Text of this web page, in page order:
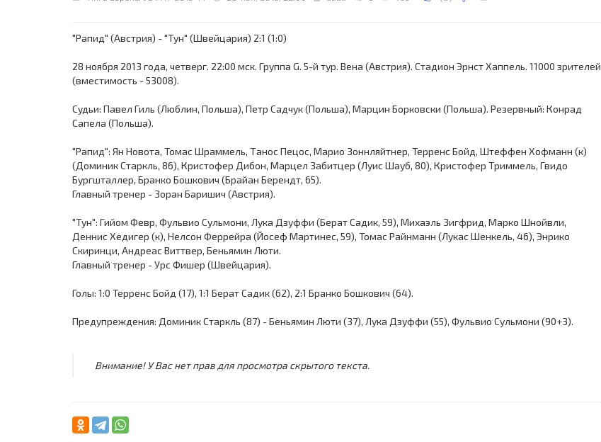
"Рапид" (Австрия) - "Тун" (Швейцария) 2:1 (1:0)
28 ноября 2013 года, четверг. 22:00 мск. Группа G. 5-й тур. Вена (Австрия). Стадион Эрнст Хаппель. 11000 зрителей
(вместимость - 53008).
Судьи: Павел Гиль (Люблин, Польша), Петр Садчук (Польша), Марцин Борковски (Польша). Резервный: Конрад
Сапела (Польша).
"Рапид": Ян Новота, Томас Шраммель, Танос Пецос, Марио Зоннляйтнер, Терренс Бойд, Штеффен Хофманн (к)
(Доминик Старкль, 86), Кристофер Дибон, Марцел Забитцер (Луис Шауб, 80), Кристофер Триммель, Гвидо
Бургшталлер, Бранко Бошкович (Брайан Берендт, 65).
Главный тренер - Зоран Баришич (Австрия).
"Тун": Гийом Февр, Фульвио Сульмони, Лука Дзуффи (Берат Садик, 59), Михаэль Зигфрид, Марко Шнойвли,
Деннис Хедигер (к), Нелсон Феррейра (Йосеф Мартинес, 59), Томас Райнманн (Лукас Шенкель, 46), Энрико
Скиринци, Андреас Виттвер, Беньямин Люти.
Главный тренер - Урс Фишер (Швейцария).
Голы: 1:0 Терренс Бойд (17), 1:1 Берат Садик (62), 2:1 Бранко Бошкович (64).
Предупреждения: Доминик Старкль (87) - Беньямин Люти (37), Лука Дзуффи (55), Фульвио Сульмони (90+3).
Внимание! У Вас нет прав для просмотра скрытого текста.